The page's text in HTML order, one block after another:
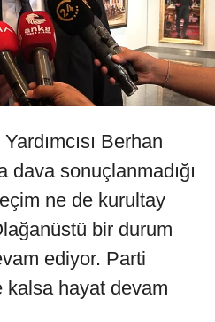
Berhan
dava sonuçlanmadığı
ne de kurultay
bir durum
ediyor. Parti
kalsa hayat devam